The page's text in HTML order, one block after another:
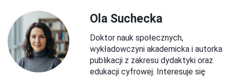
Ola Suchecka
Doktor nauk społecznych,
wykładowczyni akademicka i autorka
publikacji z zakresu dydaktyki oraz
edukacji cyfrowej. Interesuje się